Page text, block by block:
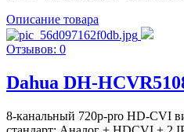
Описание товара
Отзывов: 0
Dahua DH-
8-канальный 720р-pro HD-CVI